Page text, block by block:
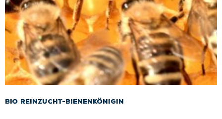
Bio Reinzucht-Bienenkönigin